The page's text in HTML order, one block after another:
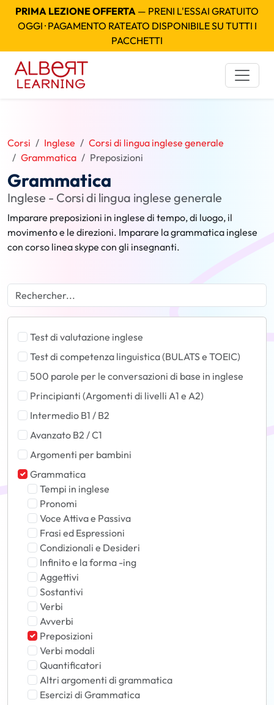
PRIMA LEZIONE OFFERTA — PRENI L'ESSAI GRATUITO
OGGI · PAGAMENTO RATEATO DISPONIBILE SU TUTTI I
PACCHETTI
Corsi Inglese
Corsi di lingua inglese generale
Grammatica
Preposizioni
Grammatica
Inglese - Corsi di lingua inglese generale
Imparare preposizioni in inglese di tempo, di luogo, il
movimento e le direzioni. Imparare la grammatica inglese
con corso linea skype con gli insegnanti.
Test di valutazione inglese
Test di competenza linguistica (BULATS e TOEIC)
500 parole per le conversazioni di base in inglese
Principianti (Argomenti di livelli A1 e A2)
Intermedio B1 / B2
Avanzato B2 / C1
Argomenti per bambini
Grammatica
Tempi in inglese
Pronomi
Voce Attiva e Passiva
Frasi ed Espressioni
Condizionali e Desideri
Infinito e la forma -ing
Aggettivi
Sostantivi
Verbi
Avverbi
Preposizioni
Verbi modali
Quantificatori
Altri argomenti di grammatica
Esercizi di Grammatica